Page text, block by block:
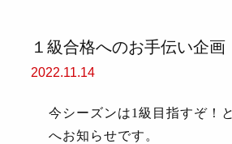
１級合格へのお手伝い企画
2022.11.14
今シーズンは1級目指すぞ！
へお知らせです。